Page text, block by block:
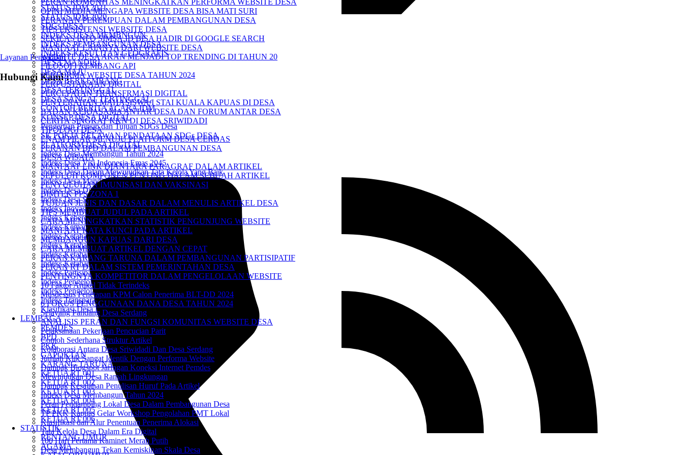
Layanan Pengaduan
Hubungi Kami :
PERAN KOMUNITAS MENINGKATKAN PERFORMA WEBSITE DESA
OPINI MEDIA MENGAPA WEBSITE DESA BISA MATI SURI
PERANAN PEREMPUAN DALAM PEMBANGUNAN DESA
TIPS EKSISTENSI WEBSITE DESA
SEKILAS INFO SIMSA.ID BISA HADIR DI GOOGLE SEARCH
MANFAAT LAINNYA DARI WEBSITE DESA
WEBSITE DESA AKAN MENJADI TOP TRENDING DI TAHUN 20
FILOSOFI KEMBANG API
PERFORMA WEBSITE DESA TAHUN 2024
PERPUSTAKAAN DIGITAL
PERCEPATAN TRANSFRMASI DIGITAL
PENYERAHAN MAHASISWA/I STAI KUALA KAPUAS DI DESA
BADAN KERJASAMA ANTAR DESA DAN FORUM ANTAR DESA
CERITA SINGKAT KKN DI DESA SRIWIDADI
TIPOLOGI DESA
ENAM PILAR MENUJU PLATFORM DESA CERDAS
PERANAN BPD DALAM PEMBANGUNAN DESA
DESA WISATA
MANFAAT LINK DIANTARA PARAGRAF DALAM ARTIKEL
SEPULUH KOMPONEN PENTING DALAM SEBUAH ARTIKEL
PENYULUHAN IMUNISASI DAN VAKSINASI
BIMTEK PPS ZONA 1
TUJUAN JENIS DAN DASAR DALAM MENULIS ARTIKEL DESA
TIPS MEMBUAT JUDUL PADA ARTIKEL
CARA MENINGKATKAN STATISTIK PENGUNJUNG WEBSITE
MANFAAT KATA KUNCI PADA ARTIKEL
MEMBANGUN KAPUAS DARI DESA
CARA MEMBUAT ARTIKEL DENGAN CEPAT
PERAN KARANG TARUNA DALAM PEMBANGUNAN PARTISIPATIF
PERAN RT DALAM SISTEM PEMERINTAHAN DESA
PENTINGNYA KOMPETITOR DALAM PENGELOLAAN WEBSITE
10 Faktor Artikel Tidak Terindeks
Musdessus Penetapan KPM Calon Penerima BLT-DD 2024
6 FOKUS PENGGUNAAN DANA DESA TAHUN 2024
Selayang Pandang Desa Serdang
ANALISIS PERAN DAN FUNGSI KOMUNITAS WEBSITE DESA
Pelaksanaan Pekerjaan Pencucian Parit
Contoh Sederhana Struktur Artikel
Kolaborasi Antara Desa Sriwidadi Dan Desa Serdang
Jumlah Klik Sangat Identik Dengan Performa Website
Dampak Blogspot Jaringan Koneksi Internet Pemdes
Mewujudkan Desa Ramah Lingkungan
Dampak Kesalahan Penulisan Huruf Pada Artikel
Indeks Desa Membangun Tahun 2024
Peran Pendamping Lokal Desa Dalam Pembangunan Desa
TP PKK Kapuas Gelar Workshop Pengolahan PMT Lokal
Klasifikasi dan Alur Penentuan Penerima Alokasi
Tata Kelola Desa Dalam Era Digital
100 Hari Pertama Kaminet Merah Putih
Desa Membangun Tekan Kemiskinan Skala Desa
STATUS IDM 2021
STATUS IDM 2020
SDGs DESA
INDEKS DESA MEMBNGUN
INDEKS PEMBANGUNAN DESA
INDEKS KESULITAN GEOGRAFIS
DESA MANDIRI
DESA MAJU
DESA BERKEMBANG
DESA TERTINGGAL
DESA SANGAT TERTINGGAL
CONTOH BERITA ACARA IDM
KONSEP DESA DIGITAL
Pengertian Prinsip dan Tujuan SDGs Desa
SK POKJA RELAWAN PENDATAAN SDGs DESA
PLATFORM DESA DIGITAL
Indeks Desa Membangun Tahun 2024
Indeks Desa Visi Indonesia Emas 2045
Indeks Desa Dalam Mewujudkan Tata Kelola Yang Baik
Indeks Desa Mandiri
Indeks Desa Digital
Indeks Desa Sejahtera
Indeks Inovasi Desa
Indeks Keberdayaan Masyarakat
Indeks Kemandirian Desa
Indeks Ketahanan Ekonomi
Indeks Ketahanan Lingkungan
Indeks Ketahanan Pangan
Indeks Ketahanan Sosial
Indeks Partisipasi Masyarakat
Indeks Pengelolaan Kesehatan Desa
Indeks Pengelolaan Keuangan Desa
Indeks Transparansi dan Akuntabilitas Desa
Klasifikasi Desa Berdasarkan Indeks Desa
LEMBAGA
PEMDES
BPD
PKK
GAPOKTAN
KARANG TARUNA
KETUA RT 001
KETUA RT 002
KETUA RT 003
KETUA RT 004
KETUA RT 005
KETUA RT 006
STATISTIK
RENTANG UMUR
AGAMA